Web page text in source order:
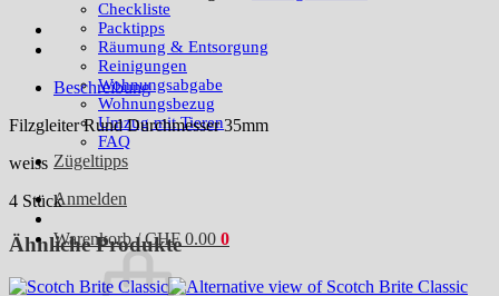
Checkliste
Packtipps
Räumung & Entsorgung
Reinigungen
Wohnungsabgabe
Wohnungsbezug
Umzug mit Tieren
FAQ
Zügeltipps
Anmelden
Warenkorb /CHF0.00 0
Menge
Beschreibung
Filzgleiter Rund Durchmesser 35mm
weiss
4 Stück
Ähnliche Produkte